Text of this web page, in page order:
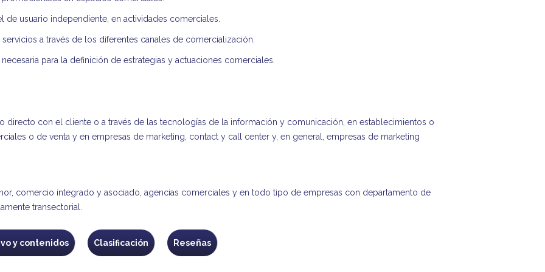
de usuario independiente, en actividades comerciales.
a través de los diferentes canales de comercialización.
para la definición de estrategias y actuaciones comerciales.
directo con el cliente o a través de las tecnologías de la información y comunicación, en establecimientos o
o de venta y en empresas de marketing, contact y call center y, en general, empresas de marketing
comercio integrado y asociado, agencias comerciales y en todo tipo de empresas con departamento de
transectorial.
y contenidos Clasificación Reseñas